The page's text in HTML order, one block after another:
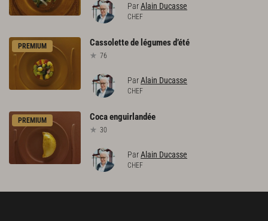
ParAlain Ducasse
CHEF
PREMIUM Cassolettede légumesd’été
76
ParAlain Ducasse
CHEF
PREMIUM Cocaenguirlandée
30
ParAlain Ducasse
CHEF